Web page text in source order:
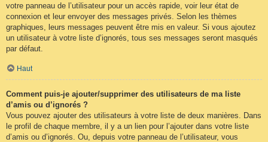
votre panneau de l’utilisateur pour un accès rapide, voir leur état de
connexion et leur envoyer des messages privés. Selon les thèmes
graphiques, leurs messages peuvent être mis en valeur. Si vous ajoutez
un utilisateur à votre liste d’ignorés, tous ses messages seront masqués
par défaut.
Haut
Comment puis-je ajouter/supprimer des utilisateurs de ma liste
d’amis ou d’ignorés ?
Vous pouvez ajouter des utilisateurs à votre liste de deux manières. Dans
le profil de chaque membre, il y a un lien pour l’ajouter dans votre liste
d’amis ou d’ignorés. Ou, depuis votre panneau de l’utilisateur, vous